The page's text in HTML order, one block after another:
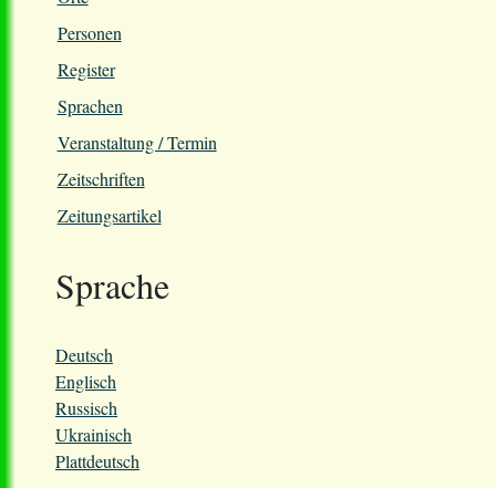
Personen
Register
Sprachen
Veranstaltung / Termin
Zeitschriften
Zeitungsartikel
Sprache
Deutsch
Englisch
Russisch
Ukrainisch
Plattdeutsch